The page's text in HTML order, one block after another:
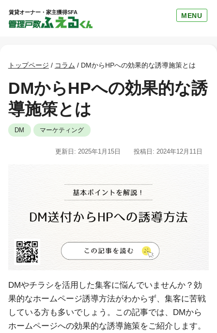
賃貸オーナー・家主獲得SFA MENU
トップページ / コラム / DMからHPへの効果的な誘導施策とは
DMからHPへの効果的な誘
導施策とは
DM マーケティング
投稿日: 2024年12月11日
更新日: 2025年1月15日
DMやチラシを活用した集客に悩んでいませんか？効
果的なホームページ誘導方法がわからず、集客に苦戦
している方も多いでしょう。この記事では、DMから
ホームページへの効果的な誘導施策をご紹介します。